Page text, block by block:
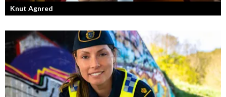
Knut Agnred
Knut Agnred är mannen och den tidlösa legenden inom spektakulära
utfall och dramatisk tänkvärdhet.